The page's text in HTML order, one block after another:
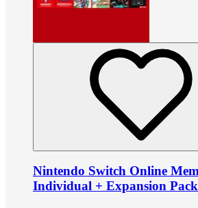
Nintendo Switch Online
Individual + Expansion